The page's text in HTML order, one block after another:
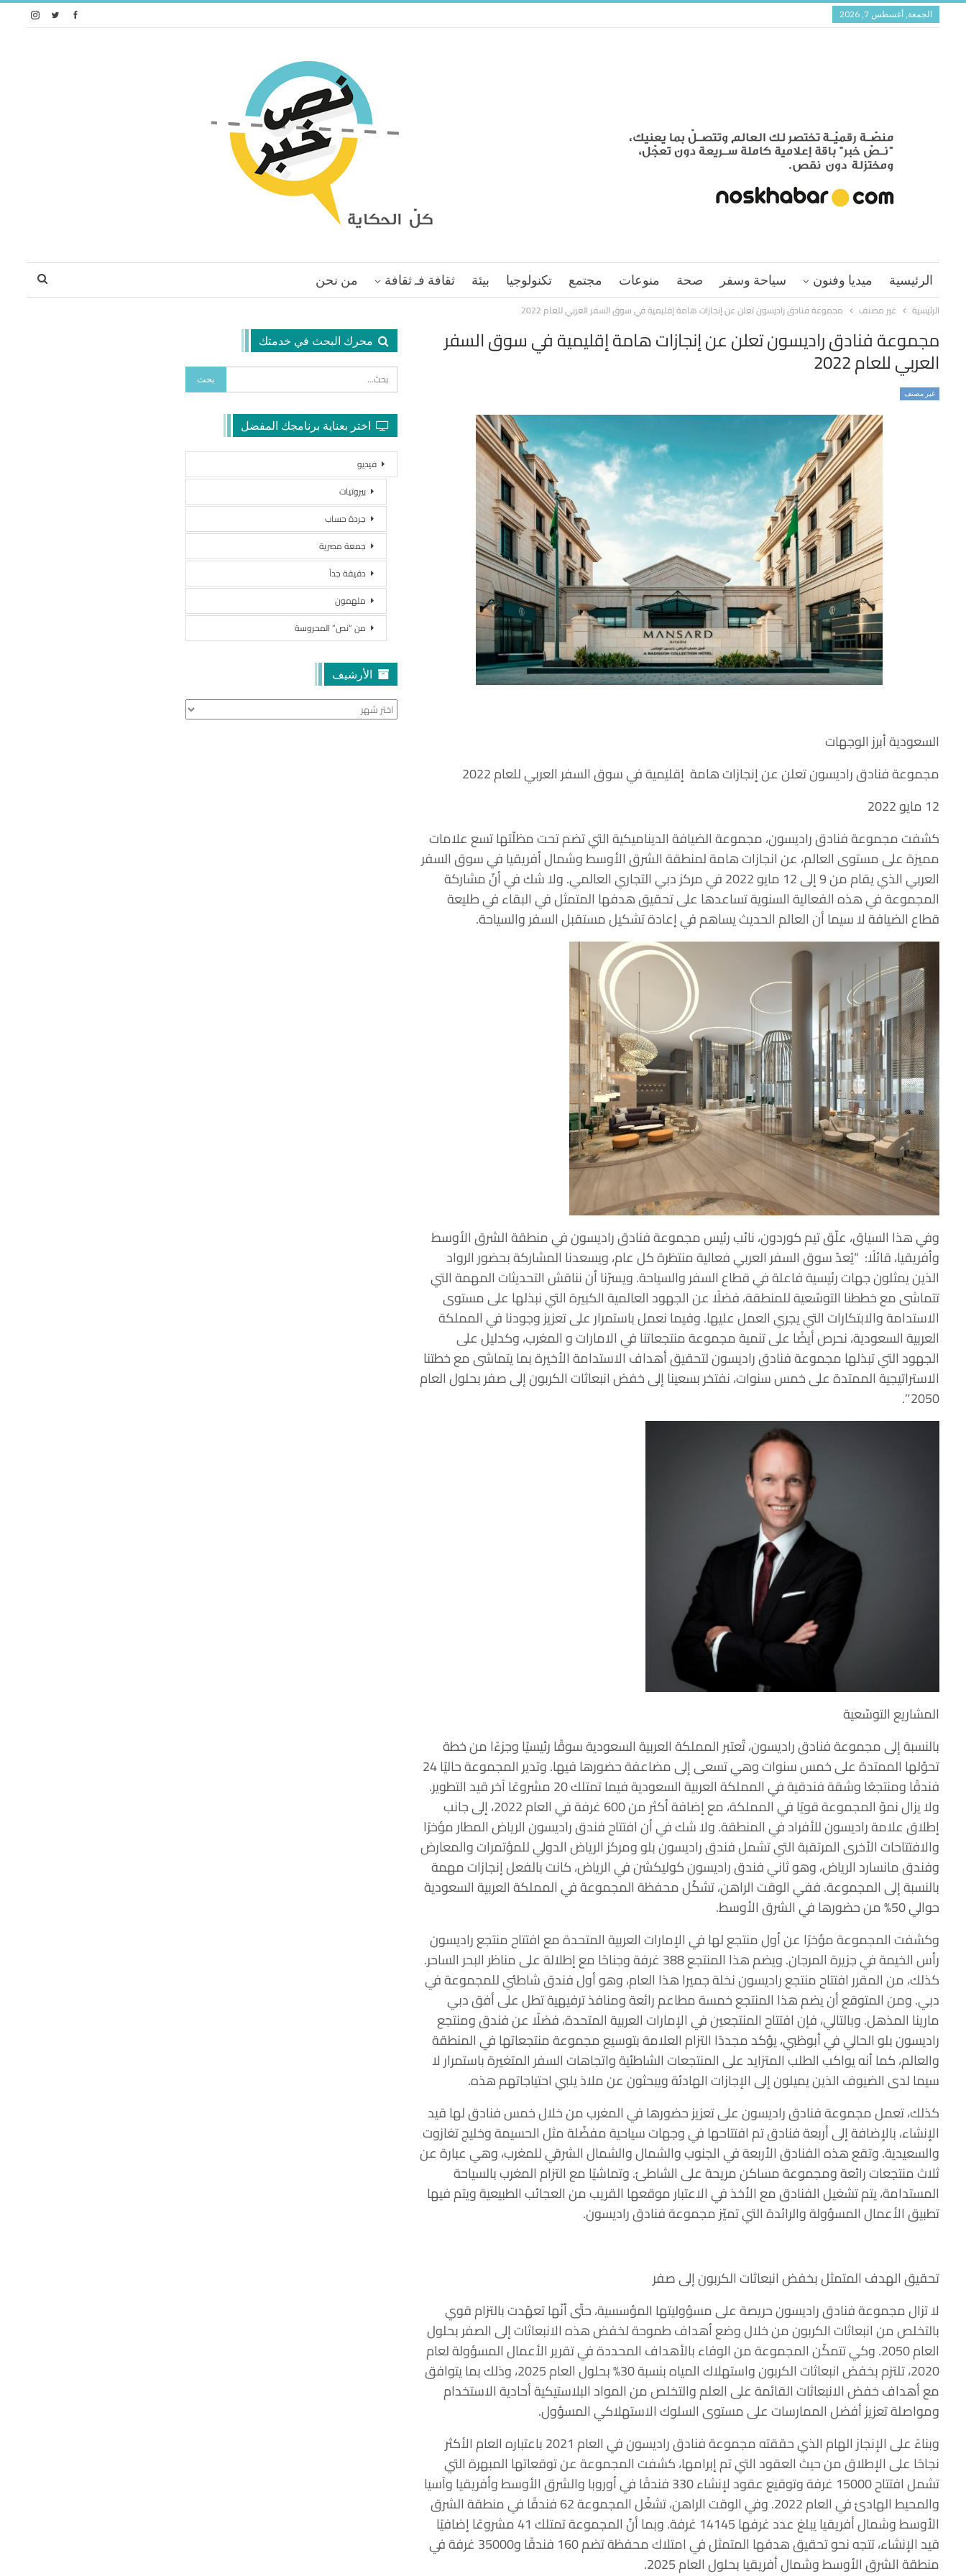
الجمعة, أغسطس 7, 2026
الرئيسية ميديا وفنون سياحة وسفر صحة منوعات مجتمع تكنولوجيا بيئة ثقافة فـ ثقافة
من نحن
الرئيسية
غير مصنف مجموعة فنادق راديسون تعلن عن إنجازات هامة إقليمية في سوق السفر العربي للعام 2022
مجموعة فنادق راديسون تعلن عن إنجازات هامة إقليمية في سوق السفر
العربي للعام 2022
غير مصنف
السعودية أبرز الوجهات
مجموعة فنادق راديسون تعلن عن إنجازات هامة إقليمية في سوق السفر العربي للعام 2022
12 مايو 2022
كشفت مجموعة فنادق راديسون، مجموعة الضيافة الديناميكية التي تضم تحت مظلّتها تسع علامات
مميزة على مستوى العالم، عن انجازات هامة لمنطقة الشرق الأوسط وشمال أفريقيا في سوق السفر
العربي الذي يقام من 9 إلى 12 مايو 2022 في مركز دبي التجاري العالمي. ولا شك في أنّ مشاركة
المجموعة في هذه الفعالية السنوية تساعدها على تحقيق هدفها المتمثل في البقاء في طليعة
قطاع الضيافة لا سيما أن العالم الحديث يساهم في إعادة تشكيل مستقبل السفر والسياحة.
وفي هذا السياق، علّق تيم كوردون، نائب رئيس مجموعة فنادق راديسون في منطقة الشرق الأوسط
وأفريقيا، قائلًا: “يُعدّ سوق السفر العربي فعالية منتظرة كل عام، ويسعدنا المشاركة بحضور الرواد
الذين يمثلون جهات رئيسية فاعلة في قطاع السفر والسياحة. ويسرّنا أن نناقش التحديثات المهمة التي
تتماشى مع خططنا التوسّعية للمنطقة، فضلًا عن الجهود العالمية الكبيرة التي نبذلها على مستوى
الاستدامة والابتكارات التي يجري العمل عليها. وفيما نعمل باستمرار على تعزيز وجودنا في المملكة
العربية السعودية، نحرص أيضًا على تنمية مجموعة منتجعاتنا في الامارات و المغرب، وكدليل على
الجهود التي تبذلها مجموعة فنادق راديسون لتحقيق أهداف الاستدامة الأخيرة بما يتماشى مع خطتنا
الاستراتيجية الممتدة على خمس سنوات، نفتخر بسعينا إلى خفض انبعاثات الكربون إلى صفر بحلول العام
2050″.
المشاريع التوسّعية
بالنسبة إلى مجموعة فنادق راديسون، تُعتبر المملكة العربية السعودية سوقًا رئيسيًا وجزءًا من خطة
تحوّلها الممتدة على خمس سنوات وهي تسعى إلى مضاعفة حضورها فيها. وتدير المجموعة حاليًا 24
فندقًا ومنتجعًا وشقة فندقية في المملكة العربية السعودية فيما تمتلك 20 مشروعًا آخر قيد التطوير.
ولا يزال نموّ المجموعة قويًا في المملكة، مع إضافة أكثر من 600 غرفة في العام 2022، إلى جانب
إطلاق علامة راديسون للأفراد في المنطقة. ولا شك في أن افتتاح فندق راديسون الرياض المطار مؤخرًا
والافتتاحات الأخرى المرتقبة التي تشمل فندق راديسون بلو ومركز الرياض الدولي للمؤتمرات والمعارض
وفندق مانسارد الرياض، وهو ثاني فندق راديسون كوليكشن في الرياض، كانت بالفعل إنجازات مهمة
بالنسبة إلى المجموعة. ففي الوقت الراهن، تشكّل محفظة المجموعة في المملكة العربية السعودية
حوالي 50% من حضورها في الشرق الأوسط.
وكشفت المجموعة مؤخرًا عن أول منتجع لها في الإمارات العربية المتحدة مع افتتاح منتجع راديسون
رأس الخيمة في جزيرة المرجان. ويضم هذا المنتجع 388 غرفة وجناحًا مع إطلالة على مناظر البحر الساحر.
كذلك، من المقرر افتتاح منتجع راديسون نخلة جميرا هذا العام، وهو أول فندق شاطئي للمجموعة في
دبي. ومن المتوقع أن يضم هذا المنتجع خمسة مطاعم رائعة ومنافذ ترفيهية تطل على أفق دبي
مارينا المذهل. وبالتالي، فإن افتتاح المنتجعين في الإمارات العربية المتحدة، فضلًا عن فندق ومنتجع
راديسون بلو الحالي في أبوظبي، يؤكد مجددًا التزام العلامة بتوسيع مجموعة منتجعاتها في المنطقة
والعالم، كما أنه يواكب الطلب المتزايد على المنتجعات الشاطئية واتجاهات السفر المتغيرة باستمرار لا
سيما لدى الضيوف الذين يميلون إلى الإجازات الهادئة ويبحثون عن ملاذ يلبي احتياجاتهم هذه.
كذلك، تعمل مجموعة فنادق راديسون على تعزيز حضورها في المغرب من خلال خمس فنادق لها قيد
الإنشاء، بالإضافة إلى أربعة فنادق تم افتتاحها في وجهات سياحية مفضّلة مثل الحسيمة وخليج تغازوت
والسعيدية. وتقع هذه الفنادق الأربعة في الجنوب والشمال والشمال الشرقي للمغرب، وهي عبارة عن
ثلاث منتجعات رائعة ومجموعة مساكن مريحة على الشاطئ. وتماشيًا مع التزام المغرب بالسياحة
المستدامة، يتم تشغيل الفنادق مع الأخذ في الاعتبار موقعها القريب من العجائب الطبيعية ويتم فيها
تطبيق الأعمال المسؤولة والرائدة التي تميّز مجموعة فنادق راديسون.
تحقيق الهدف المتمثل بخفض انبعاثات الكربون إلى صفر
لا تزال مجموعة فنادق راديسون حريصة على مسؤوليتها المؤسسية، حتّى أنّها تعهّدت بالتزام قوي
بالتخلص من انبعاثات الكربون من خلال وضع أهداف طموحة لخفض هذه الانبعاثات إلى الصفر بحلول
العام 2050. وكي تتمكّن المجموعة من الوفاء بالأهداف المحددة في تقرير الأعمال المسؤولة لعام
2020، تلتزم بخفض انبعاثات الكربون واستهلاك المياه بنسبة 30% بحلول العام 2025، وذلك بما يتوافق
مع أهداف خفض الانبعاثات القائمة على العلم والتخلص من المواد البلاستيكية أحادية الاستخدام
ومواصلة تعزيز أفضل الممارسات على مستوى السلوك الاستهلاكي المسؤول.
وبناءً على الإنجاز الهام الذي حققته مجموعة فنادق راديسون في العام 2021 باعتباره العام الأكثر
نجاحًا على الإطلاق من حيث العقود التي تم إبرامها، كشفت المجموعة عن توقعاتها المبهرة التي
تشمل افتتاح 15000 غرفة وتوقيع عقود لإنشاء 330 فندقًا في أوروبا والشرق الأوسط وأفريقيا وآسيا
والمحيط الهادئ في العام 2022. وفي الوقت الراهن، تشغّل المجموعة 62 فندقًا في منطقة الشرق
الأوسط وشمال أفريقيا يبلغ عدد غرفها 14145 غرفة. وبما أنّ المجموعة تمتلك 41 مشروعًا إضافيًا
قيد الإنشاء، تتجه نحو تحقيق هدفها المتمثل في امتلاك محفظة تضم 160 فندقًا و35000 غرفة في
منطقة الشرق الأوسط وشمال أفريقيا بحلول العام 2025.
محرك البحث في خدمتك
اختر بعناية برنامجك المفضل
فيديو
بيروتيات
جردة حساب
جمعة مصرية
دقيقة جداً
ملهمون
من “نص” المحروسة
الأرشيف
الأرشيف